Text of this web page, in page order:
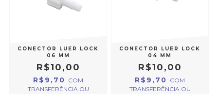
CONECTOR LUER LOCK
06 MM
R$10,00
R$9,70 COM
TRANSFERÊNCIA OU
CONECTOR LUER LOCK
04 MM
R$10,00
R$9,70 COM
TRANSFERÊNCIA OU